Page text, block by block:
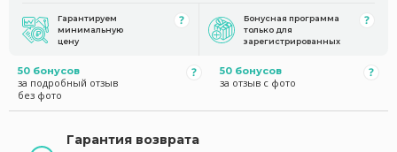
Гарантируем
минимальную
цену
Бонусная программа
только для
зарегистрированных
50 бонусов
за подробный отзыв
без фото
50 бонусов
за отзыв с фото
Гарантия возврата